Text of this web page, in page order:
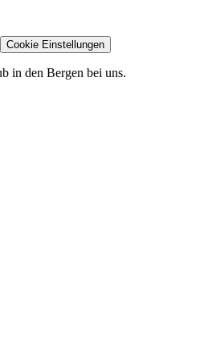
Cookie Einstellungen
in den Bergen bei uns.